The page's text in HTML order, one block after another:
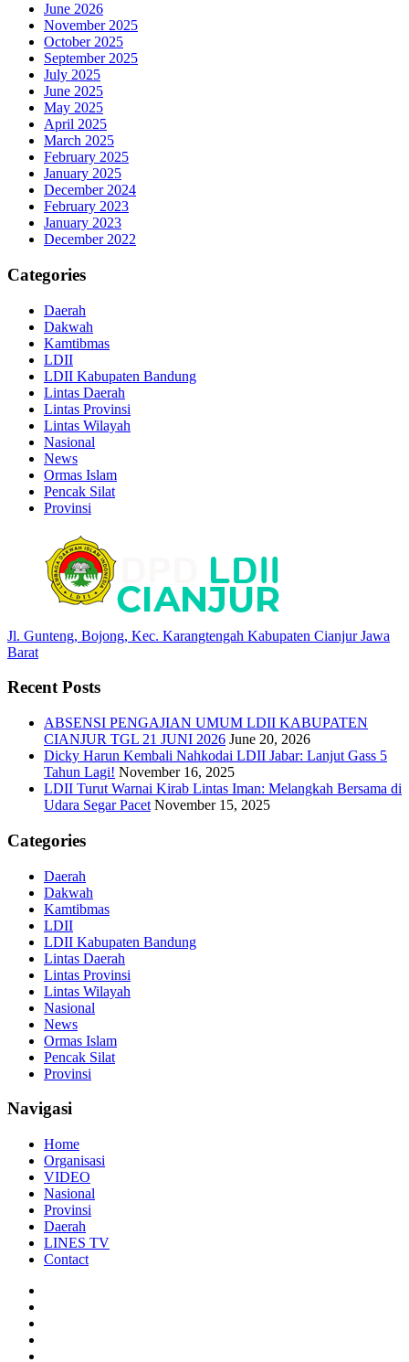
June 2026
November 2025
October 2025
September 2025
July 2025
June 2025
May 2025
April 2025
March 2025
February 2025
January 2025
December 2024
February 2023
January 2023
December 2022
Categories
Daerah
Dakwah
Kamtibmas
LDII
LDII Kabupaten Bandung
Lintas Daerah
Lintas Provinsi
Lintas Wilayah
Nasional
News
Ormas Islam
Pencak Silat
Provinsi
Jl. Gunteng, Bojong, Kec. Karangtengah Kabupaten Cianjur Jawa
Barat
Recent Posts
ABSENSI PENGAJIAN UMUM LDII KABUPATEN
CIANJUR TGL 21 JUNI 2026 June 20, 2026
Dicky Harun Kembali Nahkodai LDII Jabar: Lanjut Gass 5
Tahun Lagi! November 16, 2025
LDII Turut Warnai Kirab Lintas Iman: Melangkah Bersama di
Udara Segar Pacet November 15, 2025
Categories
Daerah
Dakwah
Kamtibmas
LDII
LDII Kabupaten Bandung
Lintas Daerah
Lintas Provinsi
Lintas Wilayah
Nasional
News
Ormas Islam
Pencak Silat
Provinsi
Navigasi
Home
Organisasi
VIDEO
Nasional
Provinsi
Daerah
LINES TV
Contact